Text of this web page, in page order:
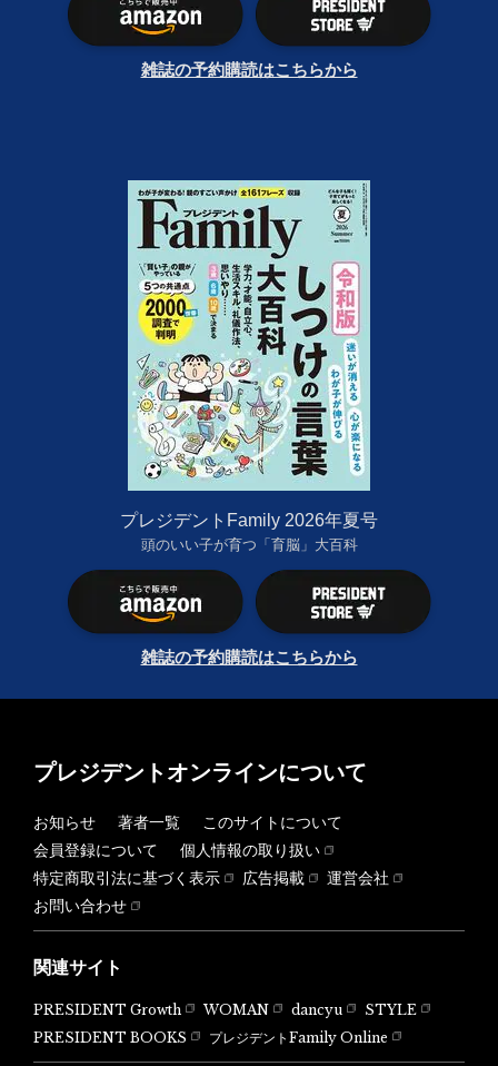
雑誌の予約購読はこちらから
プレジデントFamily 2026年夏号
頭のいい子が育つ「育脳」大百科
雑誌の予約購読はこちらから
プレジデントオンラインについて
お知らせ 著者一覧
このサイトについて
会員登録について
個人情報の取り扱い
特定商取引法に基づく表示
広告掲載
運営会社
お問い合わせ
関連サイト
PRESIDENT Growth WOMAN dancyu
STYLE
PRESIDENT BOOKS
プレジデントFamily Online